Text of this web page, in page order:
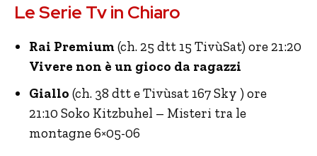
Le Serie Tv in Chiaro
Rai Premium(ch. 25 dtt 15 TivùSat) ore 21:20
Vivere non è un gioco da ragazzi
Giallo (ch. 38 dtt e Tivùsat 167 Sky ) ore
21:10 Soko Kitzbuhel – Misteri tra le
montagne 6×05-06